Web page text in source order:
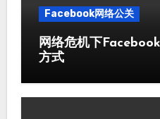
Facebook网络公关
网络危机下
方式